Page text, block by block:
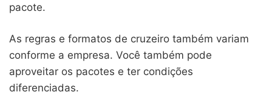
pacote.
As regras e formatos de cruzeiro também variam
conforme a empresa. Você também pode
aproveitar os pacotes e ter condições
diferenciadas.